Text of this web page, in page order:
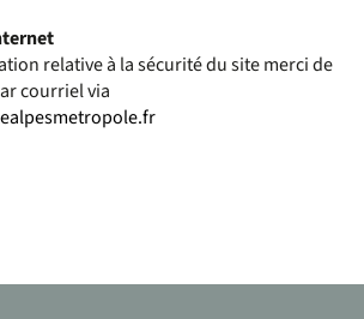
relative à la sécurité du site merci de
courriel via